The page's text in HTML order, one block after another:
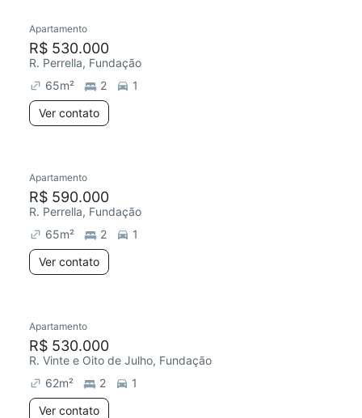
Redecorar
Apartamento
R$ 530.000
R. Perrella, Fundação
65m² 2
1
Ver contato
Apartamento
R$ 590.000
R. Perrella, Fundação
65m² 2
1
Ver contato
Redecorar
Apartamento
R$ 530.000
R. Vinte e Oito de Julho, Fundação
62m² 2
1
Ver contato